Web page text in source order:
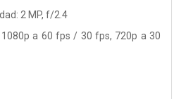
2 MP, f/2.4
1080p a 60 fps / 30 fps, 720p a 30